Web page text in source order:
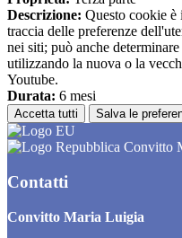
Descrizione: Questo cookie è
traccia delle preferenze
nei siti; può anche
utilizzando la nuova o la
Youtube.
Durata: 6 mesi
Accetta tutti Salva le
Convitto
Contatti
Convitto Maria Luigia